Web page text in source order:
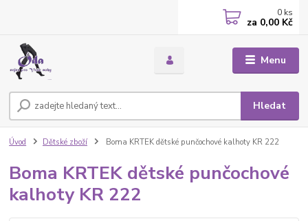
Menu
Hledat
0 ks
za 0,00 Kč
Úvod Dětské zboží Boma KRTEK dětské punčochové kalhoty KR 222
Boma KRTEK dětské punčochové
kalhoty KR 222